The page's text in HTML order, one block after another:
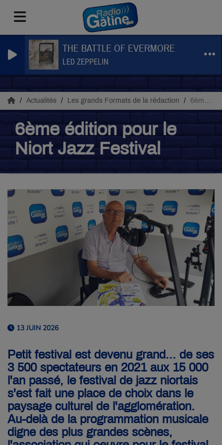
THE BATTLE OF EVERMORE
LED ZEPPELIN
Actualités Les grands Formats de la rédaction 6ème édition pour le Niort Jazz Festival
6ème édition pour le
Niort Jazz Festival
13 JUIN 2026
Petit festival est devenu grand... de ses
3 500 spectateurs en 2021 aux 15 000
l'an passé, le festival de jazz niortais
s'est fait une place de choix dans le
paysage culturel de l'agglomération.
Au-delà de la programmation musicale
digne des plus grandes scènes,